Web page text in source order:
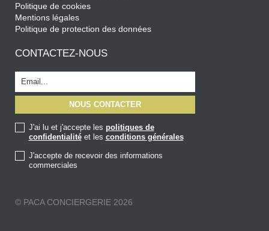
Politique de cookies
Mentions légales
Politique de protection des données
CONTACTEZ-NOUS
J'ai lu et j'accepte les politiques de
confidentialitéet les conditions générales
J'accepte de recevoir des informations
commerciales
© PACA CONCIERGERIE 2026